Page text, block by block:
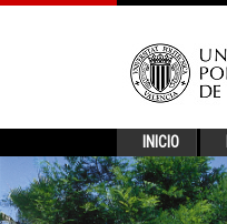
INICIO